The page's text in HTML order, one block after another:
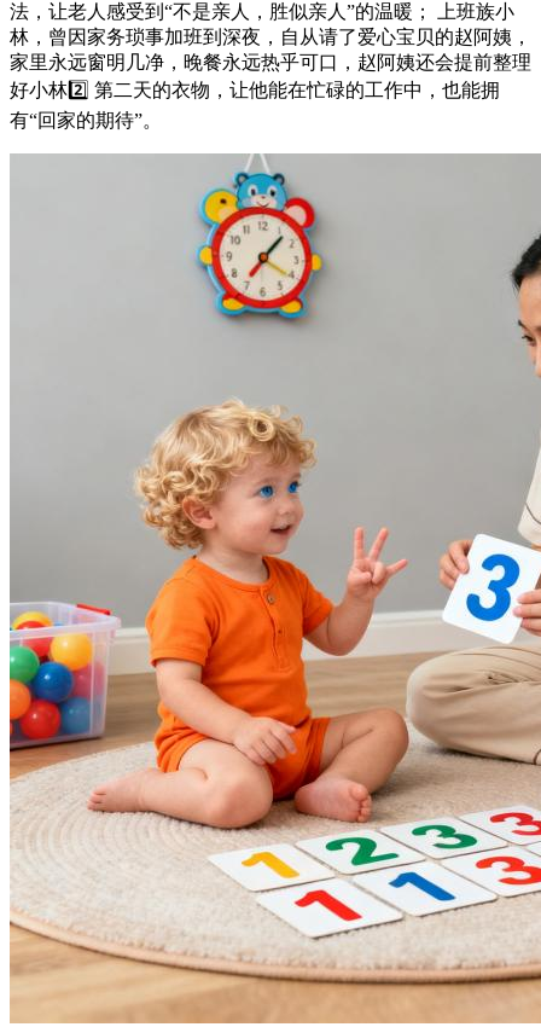
法，让老人感受到“不是亲人，胜似亲人”的温暖； 上班族小
林，曾因家务琐事加班到深夜，自从请了爱心宝贝的赵阿姨，
家里永远窗明几净，晚餐永远热乎可口，赵阿姨还会提前整理
好小林2️⃣ 第二天的衣物，让他能在忙碌的工作中，也能拥
有“回家的期待”。